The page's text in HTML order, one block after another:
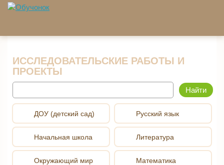
Перейти к основному содержанию
ИССЛЕДОВАТЕЛЬСКИЕ РАБОТЫ И
ПРОЕКТЫ
ДОУ (детский сад)
Начальная школа
Окружающий мир
Русский язык
Литература
Математика